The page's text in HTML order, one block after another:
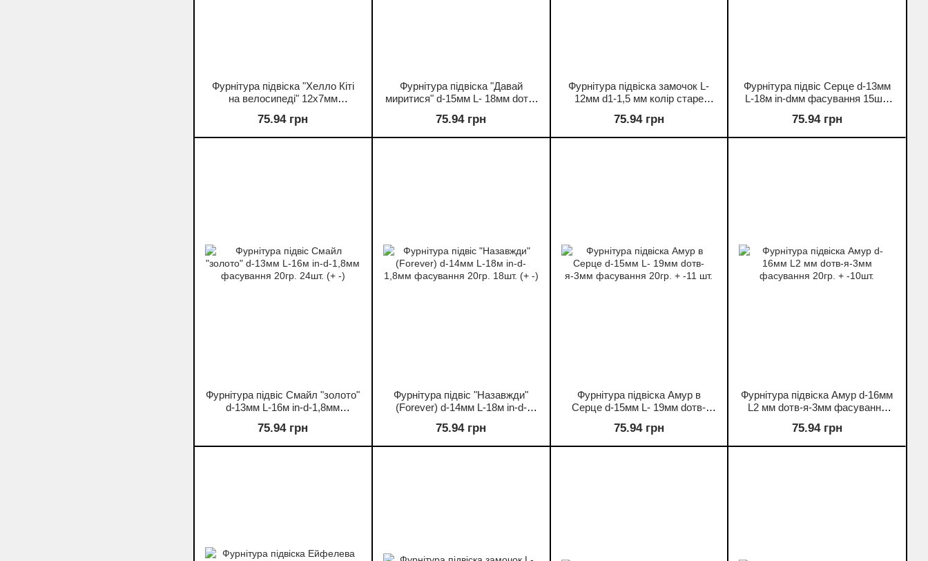
Фурнітура підвіска "Хелло Кіті
на велосипеді" 12х7мм
"срібло"
75.94 грн
Фурнітура підвіска "Давай
миритися" d-15мм L- 18мм dотв-
75.94 грн
Фурнітура підвіска замочок L-
12мм d1-1,5 мм колір старе
75.94 грн
Фурнітура підвіс Серце d-13мм
L-18м in-dмм фасування 15шт.
75.94 грн
Фурнітура підвіс Смайл "золото"
d-13мм L-16м in-d-1,8мм
75.94 грн
Фурнітура підвіс "Назавжди"
(Forever) d-14мм L-18м in-d-
-)
75.94 грн
Фурнітура підвіска Амур в
Серце d-15мм L- 19мм dотв-
75.94 грн
Фурнітура підвіска Амур d-16мм
L2 мм dотв-я-3мм фасування
75.94 грн